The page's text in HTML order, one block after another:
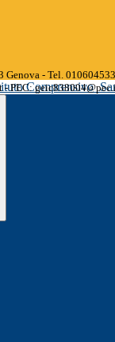
Comprensivo
Genova - Tel.
PEC: